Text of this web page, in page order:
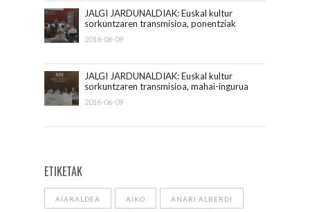
JALGI JARDUNALDIAK: Euskal kultur
sorkuntzaren transmisioa, ponentziak
2016-06-09
JALGI JARDUNALDIAK: Euskal kultur
sorkuntzaren transmisioa, mahai-ingurua
2016-06-09
ETIKETAK
AIARALDEA AIKO ANARI ALBERDI